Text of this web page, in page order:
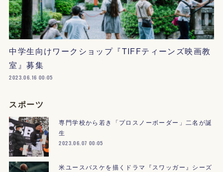
中学生向けワークショップ『TIFFティーンズ映画教
室』募集
2023.06.16 00:05
スポーツ
専門学校から若き「プロスノーボーダー」二名が誕
生
2023.06.07 00:05
米ユースバスケを描くドラマ『スワッガー』シーズ